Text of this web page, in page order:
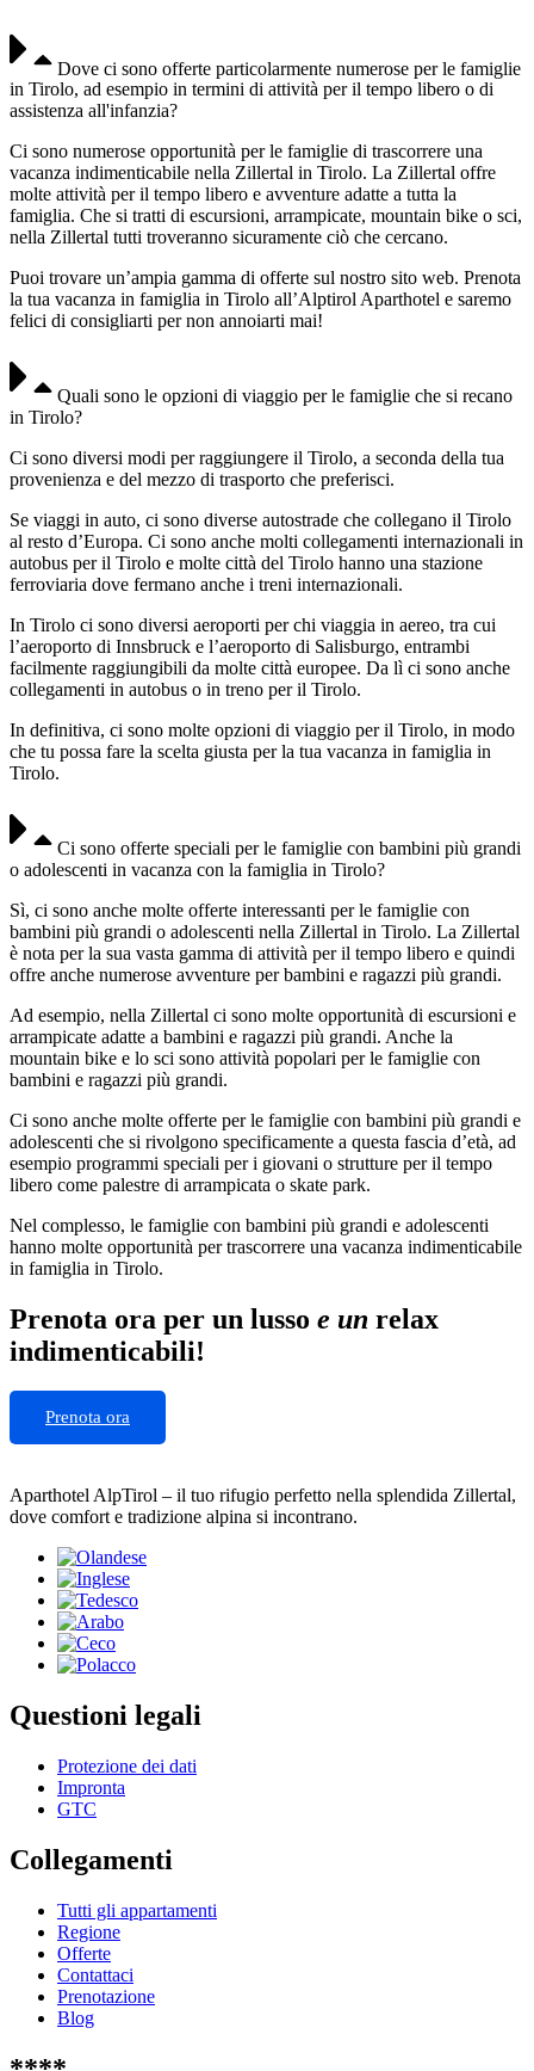
Dove ci sono offerte particolarmente numerose per le famiglie
in Tirolo, ad esempio in termini di attività per il tempo libero o di
assistenza all'infanzia?
Ci sono numerose opportunità per le famiglie di trascorrere una
vacanza indimenticabile nella Zillertal in Tirolo. La Zillertal offre
molte attività per il tempo libero e avventure adatte a tutta la
famiglia. Che si tratti di escursioni, arrampicate, mountain bike o sci,
nella Zillertal tutti troveranno sicuramente ciò che cercano.
Puoi trovare un’ampia gamma di offerte sul nostro sito web. Prenota
la tua vacanza in famiglia in Tirolo all’Alptirol Aparthotel e saremo
felici di consigliarti per non annoiarti mai!
Quali sono le opzioni di viaggio per le famiglie che si recano
in Tirolo?
Ci sono diversi modi per raggiungere il Tirolo, a seconda della tua
provenienza e del mezzo di trasporto che preferisci.
Se viaggi in auto, ci sono diverse autostrade che collegano il Tirolo
al resto d’Europa. Ci sono anche molti collegamenti internazionali in
autobus per il Tirolo e molte città del Tirolo hanno una stazione
ferroviaria dove fermano anche i treni internazionali.
In Tirolo ci sono diversi aeroporti per chi viaggia in aereo, tra cui
l’aeroporto di Innsbruck e l’aeroporto di Salisburgo, entrambi
facilmente raggiungibili da molte città europee. Da lì ci sono anche
collegamenti in autobus o in treno per il Tirolo.
In definitiva, ci sono molte opzioni di viaggio per il Tirolo, in modo
che tu possa fare la scelta giusta per la tua vacanza in famiglia in
Tirolo.
Ci sono offerte speciali per le famiglie con bambini più grandi
o adolescenti in vacanza con la famiglia in Tirolo?
Sì, ci sono anche molte offerte interessanti per le famiglie con
bambini più grandi o adolescenti nella Zillertal in Tirolo. La Zillertal
è nota per la sua vasta gamma di attività per il tempo libero e quindi
offre anche numerose avventure per bambini e ragazzi più grandi.
Ad esempio, nella Zillertal ci sono molte opportunità di escursioni e
arrampicate adatte a bambini e ragazzi più grandi. Anche la
mountain bike e lo sci sono attività popolari per le famiglie con
bambini e ragazzi più grandi.
Ci sono anche molte offerte per le famiglie con bambini più grandi e
adolescenti che si rivolgono specificamente a questa fascia d’età, ad
esempio programmi speciali per i giovani o strutture per il tempo
libero come palestre di arrampicata o skate park.
Nel complesso, le famiglie con bambini più grandi e adolescenti
hanno molte opportunità per trascorrere una vacanza indimenticabile
in famiglia in Tirolo.
Prenota ora per un lusso e un relax
indimenticabili!
Prenota ora
Aparthotel AlpTirol – il tuo rifugio perfetto nella splendida Zillertal,
dove comfort e tradizione alpina si incontrano.
Questioni legali
Protezione dei dati
Impronta
GTC
Collegamenti
Tutti gli appartamenti
Regione
Offerte
Contattaci
Prenotazione
Blog